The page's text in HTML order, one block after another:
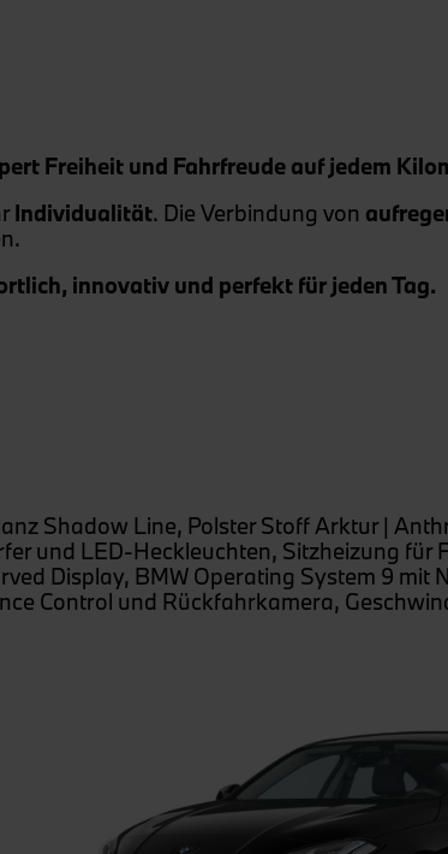
Freiheit und Fahrfreude auf jedem
Individualität. Die Verbindung von
innovativ und perfekt für jeden Tag.
Shadow Line, Polster Stoff Arktur |
und LED-Heckleuchten, Sitzheizung für
Display, BMW Operating System 9
Control und Rückfahrkamera,